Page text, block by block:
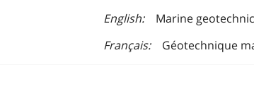
English
Marine
Français
Géotechnique